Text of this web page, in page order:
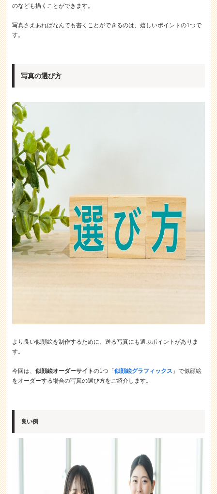
のなども描くことができます。
写真さえあればなんでも書くことができるのは、嬉しいポイントの1つで
す。
写真の選び方
より良い似顔絵を制作するために、送る写真にも選ぶポイントがありま
す。
今回は、似顔絵オーダーサイトの1つ「似顔絵グラフィックス 」で似顔絵
をオーダーする場合の写真の選び方をご紹介します。
良い例